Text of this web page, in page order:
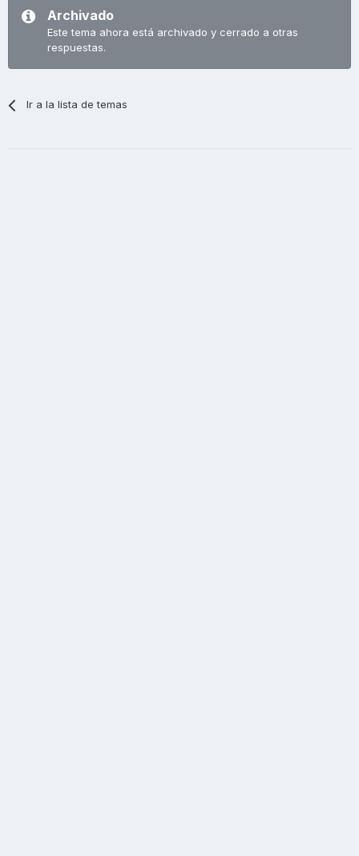
Archivado
Este tema ahora está archivado y cerrado a otras
respuestas.
Ir a la lista de temas